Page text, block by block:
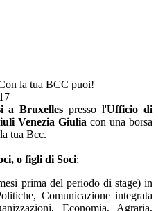
la tua BCC puoi!
a Bruxelles presso l'Ufficio di
Venezia Giulia con una borsa
tua Bcc.
o figli di Soci:
prima del periodo di stage) in
Comunicazione integrata
Economia, Agraria,